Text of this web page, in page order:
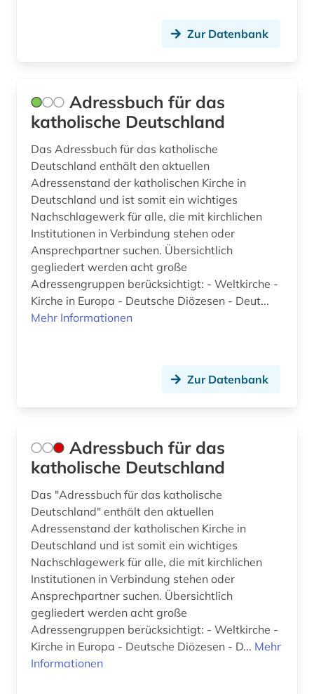
einführung (1)
einheitsübersetzung (1)
einwanderungspolitik (1)
elberfelder bibel (3)
elektronische bibliothek (2)
elektronische zeitschrift (11)
elektronisches buch (56)
englisch literatur (1)
entdeckung (1)
entscheidung (1)
entwicklungspolitik (1)
enzyklopädie (13)
ephraim (1)
epistemische logik (1)
erasmus von rotterdam (1)
Zur Datenbank
Adressbuch für das
katholische Deutschland
Das Adressbuch für das katholische
Deutschland enthält den aktuellen
Adressenstand der katholischen Kirche in
Deutschland und ist somit ein wichtiges
Nachschlagewerk für alle, die mit kirchlichen
Institutionen in Verbindung stehen oder
Ansprechpartner suchen. Übersichtlich
gegliedert werden acht große
Adressengruppen berücksichtigt: - Weltkirche -
Kirche in Europa - Deutsche Diözesen - Deut...
Mehr Informationen
Zur Datenbank
Adressbuch für das
katholische Deutschland
Das "Adressbuch für das katholische
Deutschland" enthält den aktuellen
Adressenstand der katholischen Kirche in
Deutschland und ist somit ein wichtiges
Nachschlagewerk für alle, die mit kirchlichen
Institutionen in Verbindung stehen oder
Ansprechpartner suchen. Übersichtlich
gegliedert werden acht große
Adressengruppen berücksichtigt: - Weltkirche -
Kirche in Europa - Deutsche Diözesen - D... Mehr
Informationen